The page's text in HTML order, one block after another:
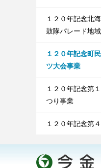
１２０年記念北
鼓隊パレード地
１２０年記念町
ツ大会事業
１２０年記念第
つり事業
１２０年記念第